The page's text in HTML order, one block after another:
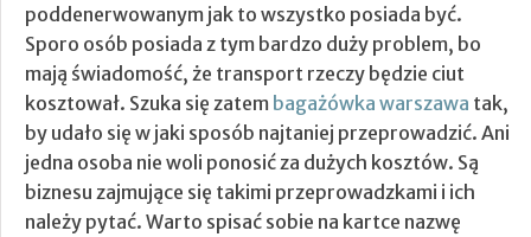
poddenerwowanym jak to wszystko posiada być.
Sporo osób posiada z tym bardzo duży problem, bo
mają świadomość, że transport rzeczy będzie ciut
kosztował. Szuka się zatem bagażówka warszawa tak,
by udało się w jaki sposób najtaniej przeprowadzić. Ani
jedna osoba nie woli ponosić za dużych kosztów. Są
biznesu zajmujące się takimi przeprowadzkami i ich
należy pytać. Warto spisać sobie na kartce nazwę